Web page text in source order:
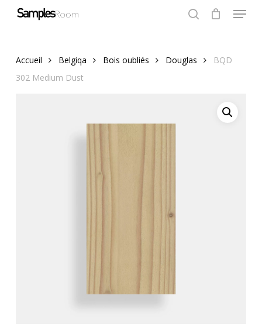
Menu
Accueil Belgiqa Bois oubliés Douglas
BQD
302 Medium Dust